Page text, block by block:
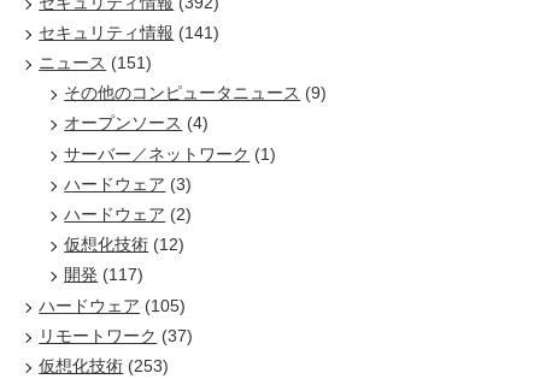
セキュリティ情報 (141)
ニュース (151)
その他のコンピュータニュース (9)
オープンソース (4)
サーバー／ネットワーク (1)
ハードウェア (3)
ハードウェア (2)
仮想化技術 (12)
開発 (117)
ハードウェア (105)
リモートワーク (37)
仮想化技術 (253)